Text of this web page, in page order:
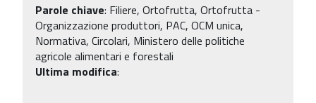
Parole chiave: Filiere, Ortofrutta, Ortofrutta -
Organizzazione produttori, PAC, OCM unica,
Normativa, Circolari, Ministero delle politiche
agricole alimentari e forestali
Ultima modifica: